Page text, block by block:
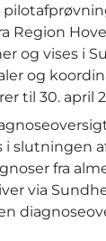
Region
og vises i
og
til 30. april
slutningen
fra
via